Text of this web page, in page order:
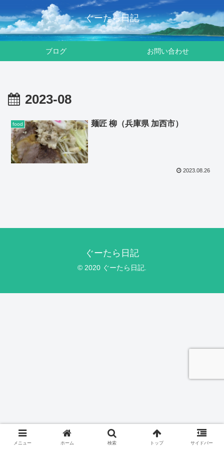
ぐーたら日記
ブログ お問い合わせ
2023-08
food 麺匠 柳（兵庫県 加西市）
2023.08.26
ぐーたら日記
© 2020 ぐーたら日記.
メニュー ホーム 検索 トップ サイドバー